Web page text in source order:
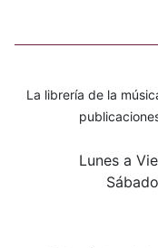
La librería de la
Lunes a